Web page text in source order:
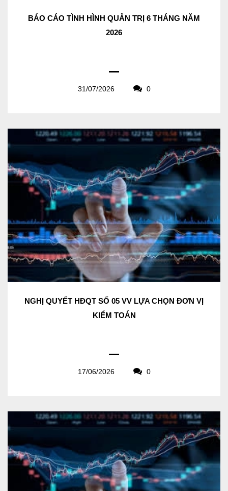
BÁO CÁO TÌNH HÌNH QUẢN TRỊ 6 THÁNG NĂM
2026
31/07/2026 0
NGHỊ QUYẾT HĐQT SỐ 05 VV LỰA CHỌN ĐƠN VỊ
KIỂM TOÁN
17/06/2026 0